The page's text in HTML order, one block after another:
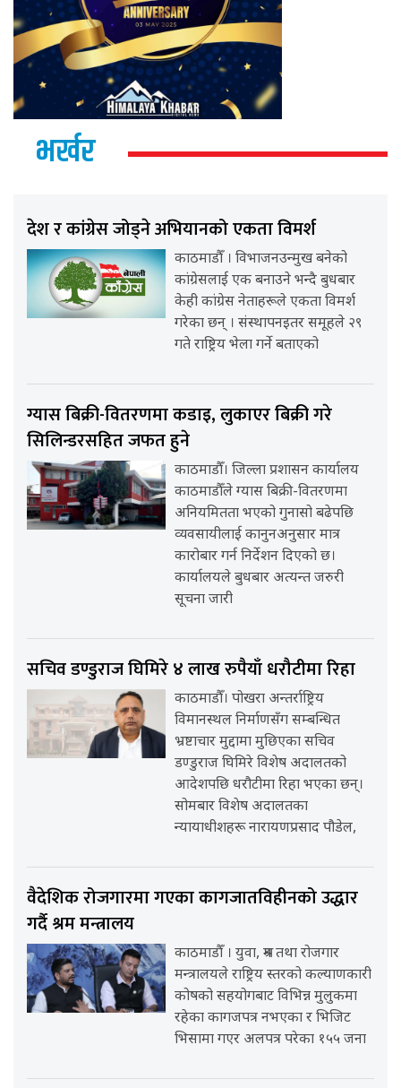
भर्खर
देश र कांग्रेस जोड्ने अभियानको एकता विमर्श
काठमाडौँ । विभाजनउन्मुख बनेको
कांग्रेसलाई एक बनाउने भन्दै बुधबार
केही कांग्रेस नेताहरूले एकता विमर्श
गरेका छन् । संस्थापनइतर समूहले २९
गते राष्ट्रिय भेला गर्ने बताएको
ग्यास बिक्री-वितरणमा कडाइ, लुकाएर बिक्री गरे
सिलिन्डरसहित जफत हुने
काठमाडौँ। जिल्ला प्रशासन कार्यालय
काठमाडौँले ग्यास बिक्री-वितरणमा
अनियमितता भएको गुनासो बढेपछि
व्यवसायीलाई कानुनअनुसार मात्र
कारोबार गर्न निर्देशन दिएको छ।
कार्यालयले बुधबार अत्यन्त जरुरी
सूचना जारी
सचिव डण्डुराज घिमिरे ४ लाख रुपैयाँ धरौटीमा रिहा
काठमाडौँ। पोखरा अन्तर्राष्ट्रिय
विमानस्थल निर्माणसँग सम्बन्धित
भ्रष्टाचार मुद्दामा मुछिएका सचिव
डण्डुराज घिमिरे विशेष अदालतको
आदेशपछि धरौटीमा रिहा भएका छन्।
सोमबार विशेष अदालतका
न्यायाधीशहरू नारायणप्रसाद पौडेल,
वैदेशिक रोजगारमा गएका कागजातविहीनको उद्धार
गर्दै श्रम मन्त्रालय
काठमाडौँ । युवा, श्रम तथा रोजगार
मन्त्रालयले राष्ट्रिय स्तरको कल्याणकारी
कोषको सहयोगबाट विभिन्न मुलुकमा
रहेका कागजपत्र नभएका र भिजिट
भिसामा गएर अलपत्र परेका १५५ जना